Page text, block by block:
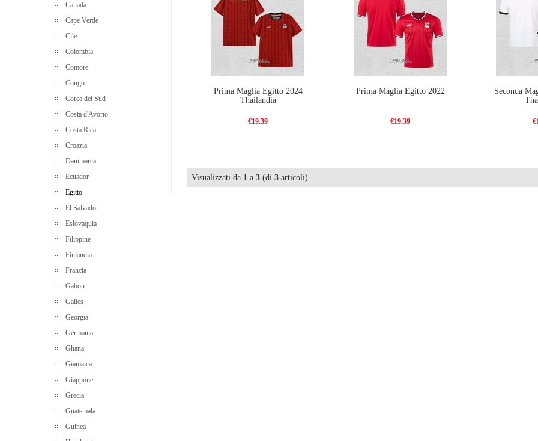
Canada
Cape Verde
Cile
Colombia
Comore
Congo
Corea del Sud
Costa d'Avorio
Costa Rica
Croazia
Danimarca
Ecuador
Egitto
El Salvador
Eslovaquia
Filippine
Finlandia
Francia
Gabon
Galles
Georgia
Germania
Ghana
Giamaica
Giappone
Grecia
Guatemala
Guinea
Prima Maglia Egitto 2024
Thailandia
€19.39
Prima Maglia Egitto 2022
€19.39
Seconda
Visualizzati da 1 a 3 (di 3 articoli)